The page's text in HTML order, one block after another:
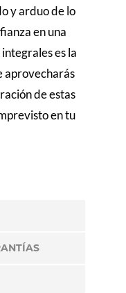
y arduo de lo
en una
es la
aprovecharás
de estas
en tu